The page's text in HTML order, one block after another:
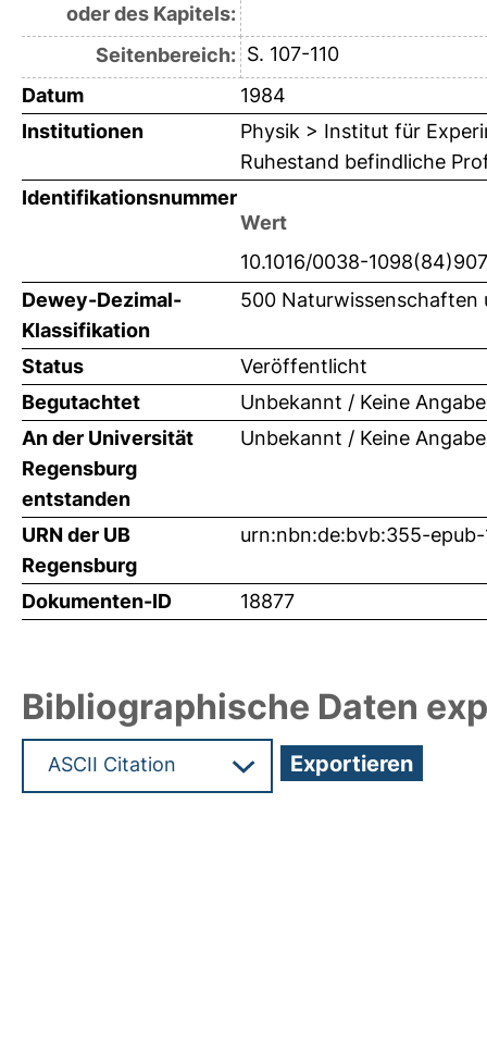
oder des Kapitels:
Seitenbereich: S. 107-110
Datum
1984
Institutionen
Physik > Institut für
Ruhestand befindliche
Identifikationsnummer
Wert
10.1016/0038-
Dewey-Dezimal-
Klassifikation
500 Naturwissenschaften
Status
Veröffentlicht
Begutachtet
Unbekannt / Keine Angabe
An der Universität
Regensburg
entstanden
Unbekannt / Keine Angabe
URN der UB
Regensburg
urn:nbn:de:bvb:355-epub-
Dokumenten-ID 18877
Bibliographische Daten